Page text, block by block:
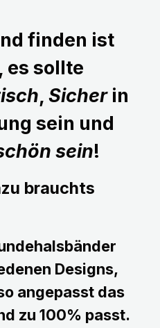
finden ist
es sollte
, Sicherin
sein und
sein!
brauchts
Designs,
angepasst das
zu 100% passt.